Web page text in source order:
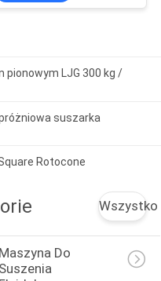
pionowym LJG 300 kg /
suszarka
Rotocone
Wszystko
Maszyna Do
Suszenia